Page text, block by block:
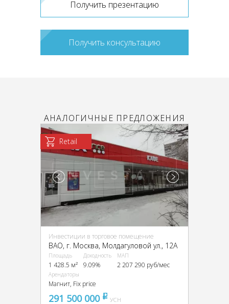
Получить презентацию
Получить консультацию
АНАЛОГИЧНЫЕ ПРЕДЛОЖЕНИЯ
Retail
Инвестиции в торговое помещение
ВАО, г. Москва, Молдагуловой ул., 12А
Площадь
1 428.5 м²
Доходность
9.09%
МАП
2 207 290 руб/мес
Арендаторы
Магнит, Fix price
291 500 000 pуб
УСН